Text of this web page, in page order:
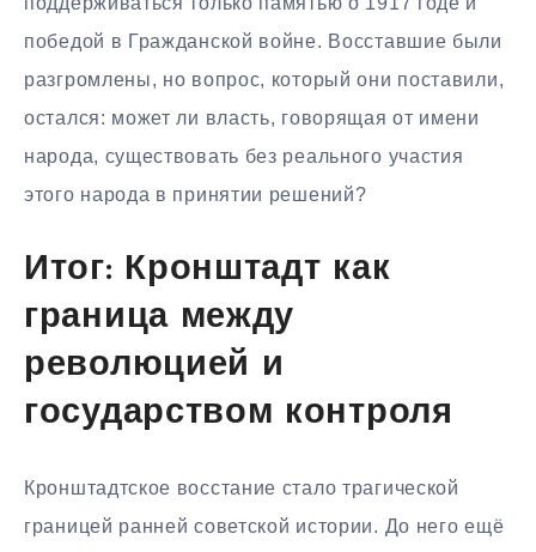
победой в Гражданской войне. Восставшие были
разгромлены, но вопрос, который они поставили,
остался: может ли власть, говорящая от имени
народа, существовать без реального участия
этого народа в принятии решений?
Итог: Кронштадт как
граница между
революцией и
государством контроля
Кронштадтское восстание стало трагической
границей ранней советской истории. До него ещё